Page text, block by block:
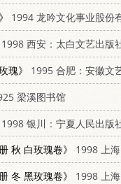
1994 龙吟文化事业股份有限公司
1998 西安：太白文艺出版社
瑰》
1995 合肥：安徽文艺出版社
梁溪图书馆
1998 银川：宁夏人民出版社
秋 白玫瑰卷》
1998 上海：中国纺织大学
冬 黑玫瑰卷》
1998 上海：中国纺织大学